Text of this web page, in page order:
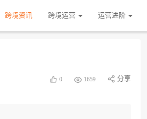
跨境资讯 跨境运营 运营进阶
0 1659 分享